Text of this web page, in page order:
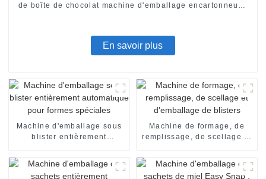
de boîte de chocolat machine d'emballage encartonneuse
En savoir plus
Machine d'emballage sous
blister entièrement
Machine de formage, de
remplissage, de scellage et